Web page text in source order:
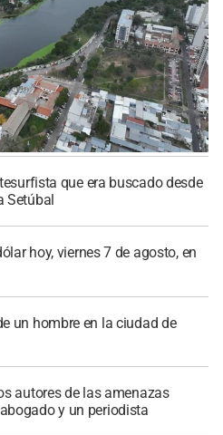
que era buscado desde
Setúbal
hoy, viernes 7 de agosto, en
un hombre en la ciudad de
autores de las amenazas
y un periodista